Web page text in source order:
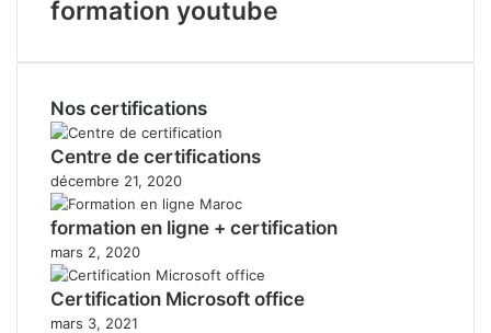
formation youtube
Nos certifications
Centre de certifications
décembre 21, 2020
formation en ligne + certification
mars 2, 2020
Certification Microsoft office
mars 3, 2021